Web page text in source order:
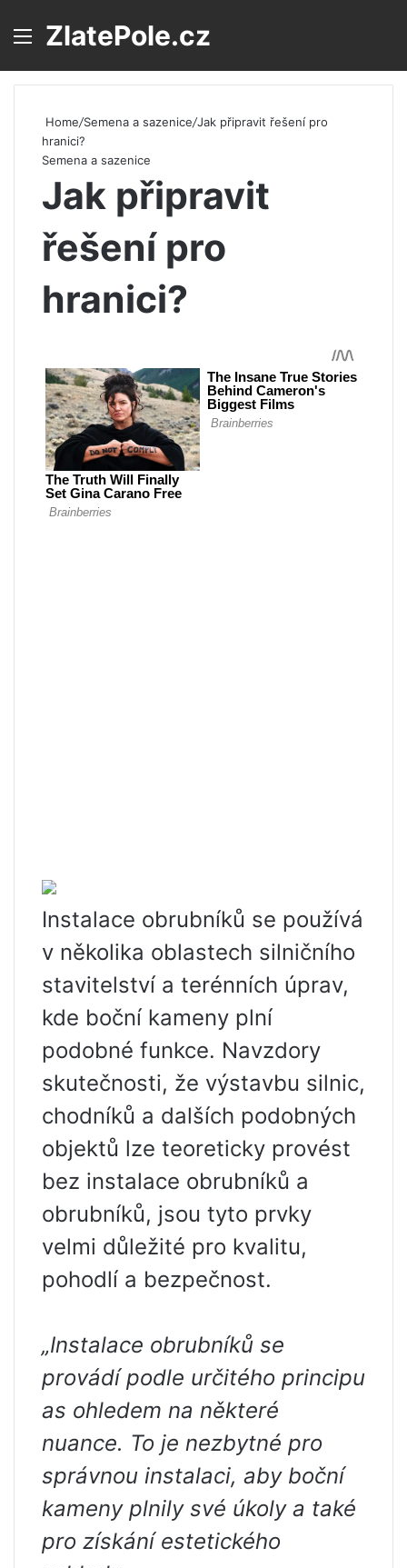
Menu
ZlatePole.cz
Home/Semena a sazenice/Jak připravit řešení pro
hranici?
Semena a sazenice
Jak připravit
řešení pro
hranici?
Instalace obrubníků se používá
v několika oblastech silničního
stavitelství a terénních úprav,
kde boční kameny plní
podobné funkce. Navzdory
skutečnosti, že výstavbu silnic,
chodníků a dalších podobných
objektů lze teoreticky provést
bez instalace obrubníků a
obrubníků, jsou tyto prvky
velmi důležité pro kvalitu,
pohodlí a bezpečnost.
„Instalace obrubníků se
provádí podle určitého principu
as ohledem na některé
nuance. To je nezbytné pro
správnou instalaci, aby boční
kameny plnily své úkoly a také
pro získání estetického